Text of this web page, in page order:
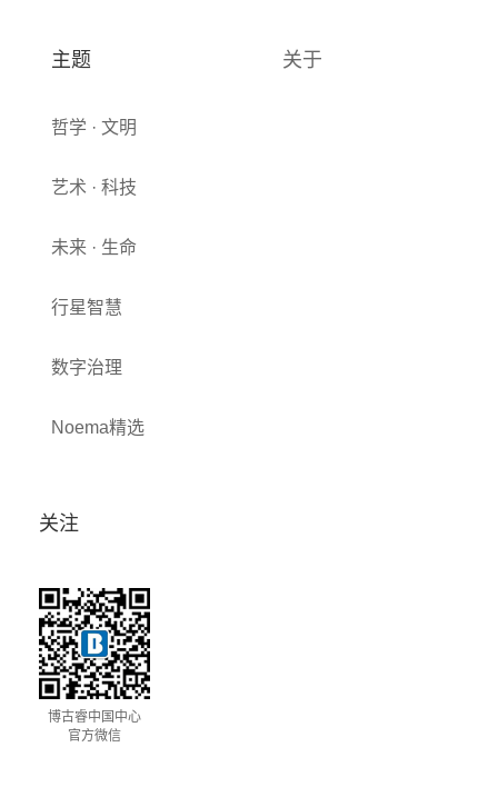
主题
哲学 · 文明
艺术 · 科技
未来 · 生命
行星智慧
数字治理
Noema精选
关于
关注
博古睿中国中心
官方微信